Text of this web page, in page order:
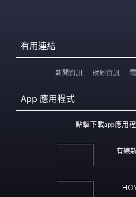
有用連結
新聞資訊 財經資訊
App 應用程式
點擊下載app應用
有線